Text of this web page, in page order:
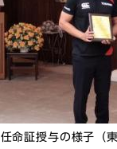
任命証授与の様子（